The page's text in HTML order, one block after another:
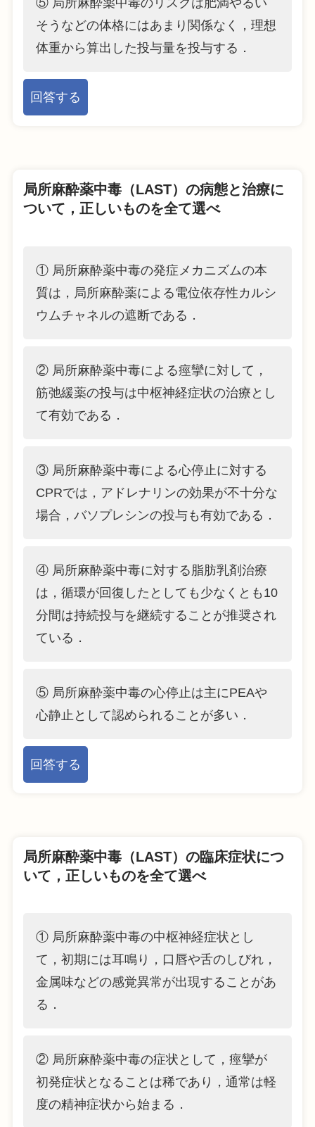
⑤ 局所麻酔薬中毒のリスクは肥満やるい
そうなどの体格にはあまり関係なく，理想
体重から算出した投与量を投与する．
回答する
局所麻酔薬中毒（LAST）の病態と治療に
ついて，正しいものを全て選べ
① 局所麻酔薬中毒の発症メカニズムの本
質は，局所麻酔薬による電位依存性カルシ
ウムチャネルの遮断である．
② 局所麻酔薬中毒による痙攣に対して，
筋弛緩薬の投与は中枢神経症状の治療とし
て有効である．
③ 局所麻酔薬中毒による心停止に対する
CPRでは，アドレナリンの効果が不十分な
場合，バソプレシンの投与も有効である．
④ 局所麻酔薬中毒に対する脂肪乳剤治療
は，循環が回復したとしても少なくとも10
分間は持続投与を継続することが推奨され
ている．
⑤ 局所麻酔薬中毒の心停止は主にPEAや
心静止として認められることが多い．
回答する
局所麻酔薬中毒（LAST）の臨床症状につ
いて，正しいものを全て選べ
① 局所麻酔薬中毒の中枢神経症状とし
て，初期には耳鳴り，口唇や舌のしびれ，
金属味などの感覚異常が出現することがあ
る．
② 局所麻酔薬中毒の症状として，痙攣が
初発症状となることは稀であり，通常は軽
度の精神症状から始まる．